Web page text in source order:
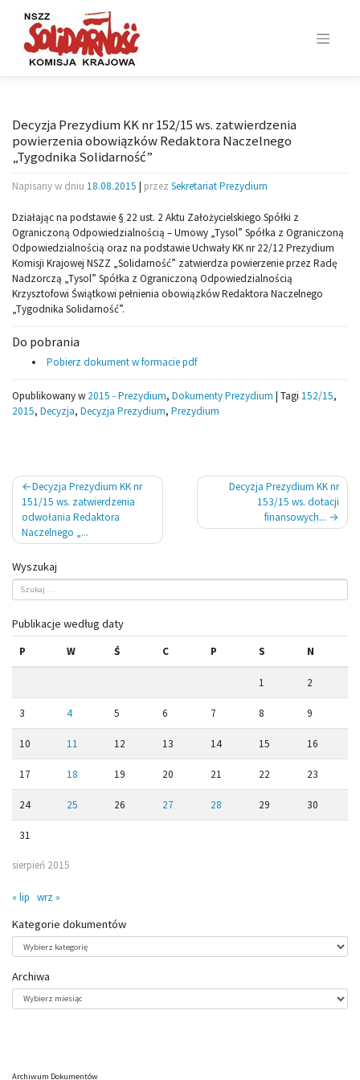
content
Decyzja Prezydium KK nr 152/15 ws. zatwierdzenia
powierzenia obowiązków Redaktora Naczelnego
„Tygodnika Solidarność”
Napisany w dniu 18.08.2015 | przez Sekretariat Prezydium
Działając na podstawie § 22 ust. 2 Aktu Założycielskiego Spółki z
Ograniczoną Odpowiedzialnością – Umowy „Tysol” Spółka z Ograniczoną
Odpowiedzialnością oraz na podstawie Uchwały KK nr 22/12 Prezydium
Komisji Krajowej NSZZ „Solidarność” zatwierdza powierzenie przez Radę
Nadzorczą „Tysol” Spółka z Ograniczoną Odpowiedzialnością
Krzysztofowi Świątkowi pełnienia obowiązków Redaktora Naczelnego
„Tygodnika Solidarność”.
Do pobrania
Pobierz dokument w formacie pdf
Opublikowany w 2015 - Prezydium, Dokumenty Prezydium | Tagi 152/15,
2015, Decyzja, Decyzja Prezydium, Prezydium
Nawigacja
wpisu
Decyzja Prezydium KK nr
151/15 ws. zatwierdzenia
odwołania Redaktora
Naczelnego „...
Decyzja Prezydium KK nr
153/15 ws. dotacji
finansowych...
Wyszukaj
Publikacje według daty
sierpień 2015
P W Ś C P S N
1 2
3 4 5 6 7 8 9
10 11 12 13 14 15 16
17 18 19 20 21 22 23
24 25 26 27 28 29 30
31
« lip wrz »
Kategorie dokumentów
dokumentów
Archiwa
Archiwa
Archiwum Dokumentów